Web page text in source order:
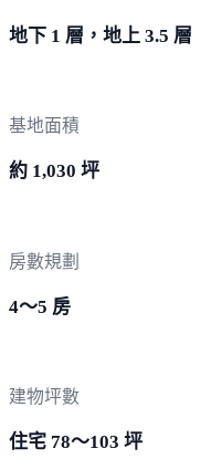
地下 1 層，地上 3.5 層
基地面積
約 1,030 坪
房數規劃
4～5 房
建物坪數
住宅 78～103 坪